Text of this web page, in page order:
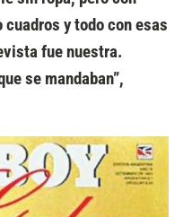
y todo con esas
fue nuestra.
se mandaban”,